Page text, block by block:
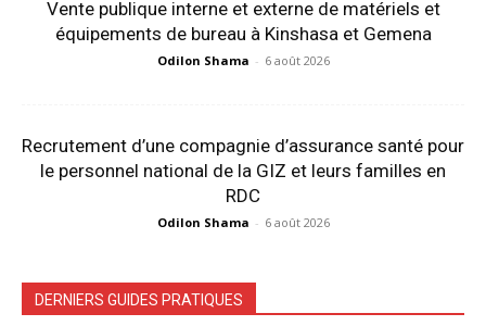
Vente publique interne et externe de matériels et
équipements de bureau à Kinshasa et Gemena
Odilon Shama - 6 août 2026
Recrutement d’une compagnie d’assurance santé pour
le personnel national de la GIZ et leurs familles en
RDC
Odilon Shama - 6 août 2026
DERNIERS GUIDES PRATIQUES